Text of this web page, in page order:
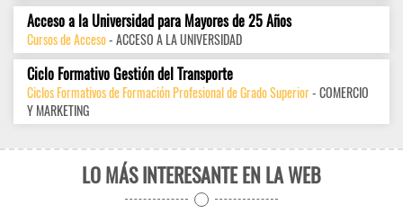
Acceso a la Universidad para Mayores de 25 Años
Cursos de Acceso- ACCESO A LA UNIVERSIDAD
Ciclo Formativo Gestión del Transporte
Ciclos Formativos de Formación Profesional de Grado Superior- COMERCIO
Y MARKETING
LO MÁS INTERESANTE EN LA WEB